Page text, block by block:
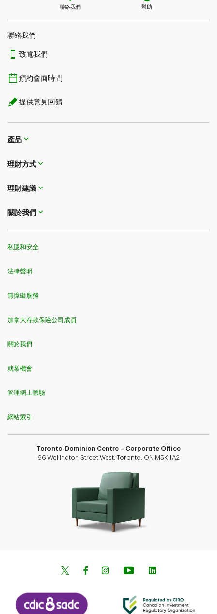
聯絡我們 幫助
聯絡我們
致電我們
預約會面時間
提供意見回饋
產品
理財方式​​​​​​​
理財建議
關於我們
私隱和安全
法律聲明
無障礙服務
加拿大存款保險公司成員
關於我們
就業機會
管理網上體驗
網站索引
Toronto-Dominion Centre – Corporate Office
66 Wellington Street West, Toronto, ON M5K 1A2